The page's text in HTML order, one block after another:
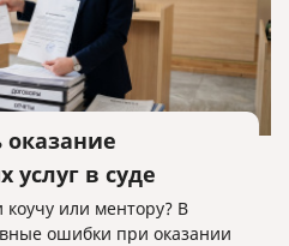
оказание
в суде
коучу или ментору? В
ошибки при оказании